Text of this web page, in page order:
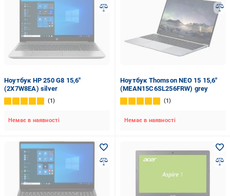
Ноутбук HP 250 G8 15,6"
(2X7W8EA) silver
1
Немає в наявності
Ноутбук Thomson NEO 15 15,6"
(MEAN15C6SL256FRW) grey
1
Немає в наявності